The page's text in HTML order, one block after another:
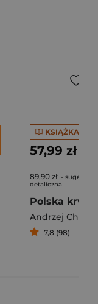
KSIĄŻKA
57,99 zł
89,90 zł -
detaliczna
Andrzej
7,8 (98)